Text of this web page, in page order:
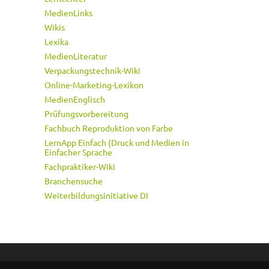
MedienLinks
Wikis
Lexika
MedienLiteratur
Verpackungstechnik-Wiki
Online-Marketing-Lexikon
MedienEnglisch
Prüfungsvorbereitung
Fachbuch Reproduktion von Farbe
LernApp Einfach (Druck und Medien in
Einfacher Sprache
Fachpraktiker-Wiki
Branchensuche
Weiterbildungsinitiative DI